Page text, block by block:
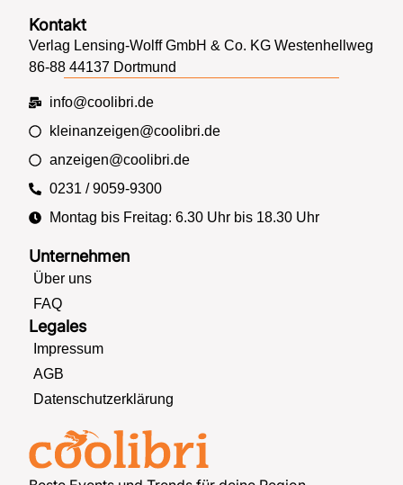
Unternehmen
Über uns
FAQ
Legales
Impressum
AGB
Datenschutzerklärung
Kontakt
Verlag Lensing-Wolff GmbH & Co. KG Westenhellweg
86-88 44137 Dortmund
info@coolibri.de
kleinanzeigen@coolibri.de
anzeigen@coolibri.de
0231 / 9059-9300
Montag bis Freitag: 6.30 Uhr bis 18.30 Uhr